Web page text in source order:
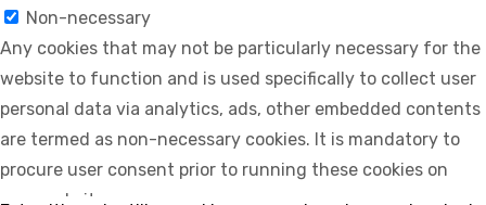
Non-necessary
Any cookies that may not be particularly necessary for the
website to function and is used specifically to collect user
personal data via analytics, ads, other embedded contents
are termed as non-necessary cookies. It is mandatory to
procure user consent prior to running these cookies on
your website.